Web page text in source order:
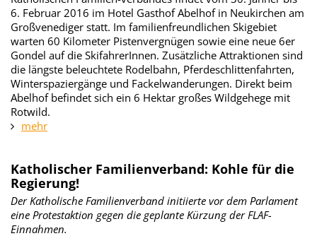
6. Februar 2016 im Hotel Gasthof Abelhof in Neukirchen am
Großvenediger statt. Im familienfreundlichen Skigebiet
warten 60 Kilometer Pistenvergnügen sowie eine neue 6er
Gondel auf die SkifahrerInnen. Zusätzliche Attraktionen sind
die längste beleuchtete Rodelbahn, Pferdeschlittenfahrten,
Winterspaziergänge und Fackelwanderungen. Direkt beim
Abelhof befindet sich ein 6 Hektar großes Wildgehege mit
Rotwild.
mehr
Katholischer Familienverband: Kohle für die
Regierung!
Der Katholische Familienverband initiierte vor dem Parlament
eine Protestaktion gegen die geplante Kürzung der FLAF-
Einnahmen.